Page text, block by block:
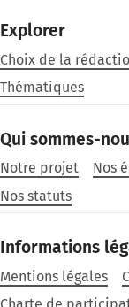
Explorer
Choix de la
Thématiques
Qui sommes-
Notre projet Nos
Nos statuts
Informations
Mentions légales